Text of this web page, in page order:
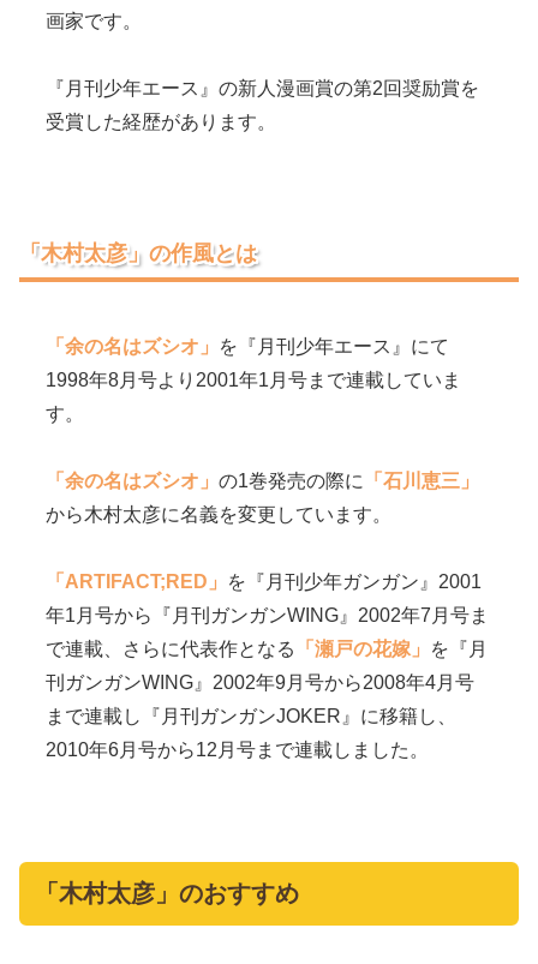
画家です。
『月刊少年エース』の新人漫画賞の第2回奨励賞を
受賞した経歴があります。
「木村太彦」の作風とは
「余の名はズシオ」 を『月刊少年エース』にて
1998年8月号より2001年1月号まで連載していま
す。
「余の名はズシオ」の1巻発売の際に
「石川恵三」
から木村太彦に名義を変更しています。
「ARTIFACT;RED」 を『月刊少年ガンガン』2001
年1月号から『月刊ガンガンWING』2002年7月号ま
で連載、さらに代表作となる
「瀬戸の花嫁」 を『月
刊ガンガンWING』2002年9月号から2008年4月号
まで連載し『月刊ガンガンJOKER』に移籍し、
2010年6月号から12月号まで連載しました。
「木村太彦」のおすすめ